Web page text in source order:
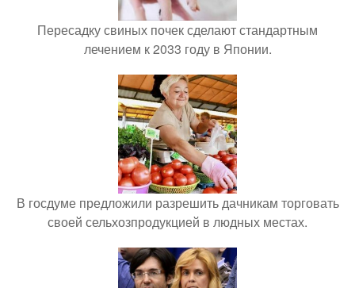
Пересадку свиных почек сделают стандартным
лечением к 2033 году в Японии.
В госдуме предложили разрешить дачникам торговать
своей сельхозпродукцией в людных местах.